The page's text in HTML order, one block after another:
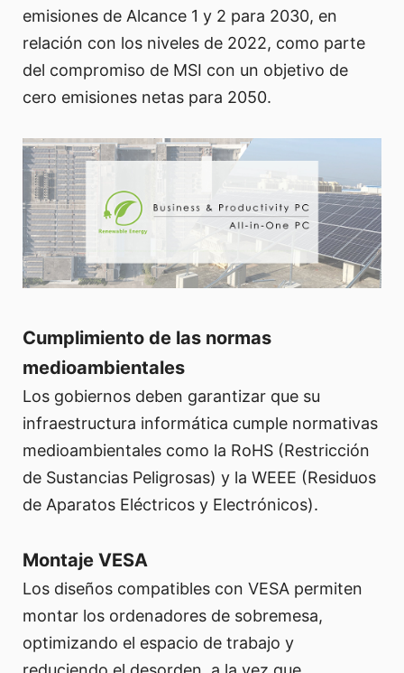
emisiones de Alcance 1 y 2 para 2030, en
relación con los niveles de 2022, como parte
del compromiso de MSI con un objetivo de
cero emisiones netas para 2050.
Cumplimiento de las normas
medioambientales
Los gobiernos deben garantizar que su
infraestructura informática cumple normativas
medioambientales como la RoHS (Restricción
de Sustancias Peligrosas) y la WEEE (Residuos
de Aparatos Eléctricos y Electrónicos).
Montaje VESA
Los diseños compatibles con VESA permiten
montar los ordenadores de sobremesa,
optimizando el espacio de trabajo y